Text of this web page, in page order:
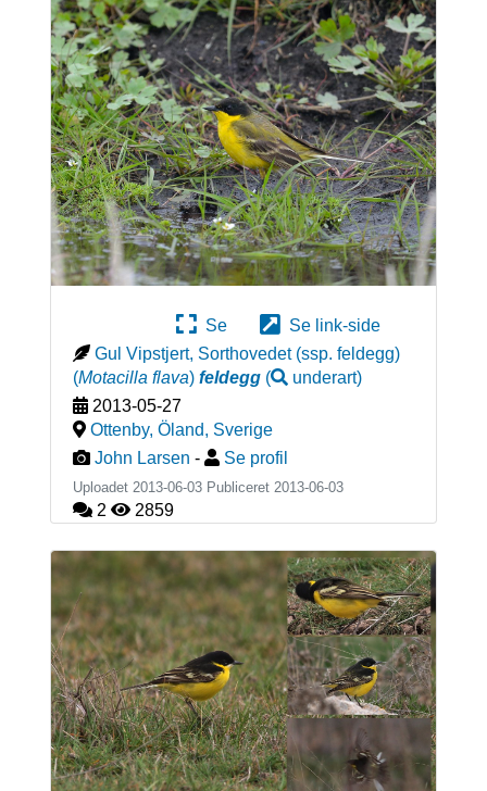
Se
Se link-side
Gul Vipstjert, Sorthovedet (ssp. feldegg)
(Motacilla flava) feldegg( underart)
2013-05-27
Ottenby, Öland, Sverige
John Larsen - Se profil
Uploadet 2013-06-03 Publiceret 2013-06-03
2 2859